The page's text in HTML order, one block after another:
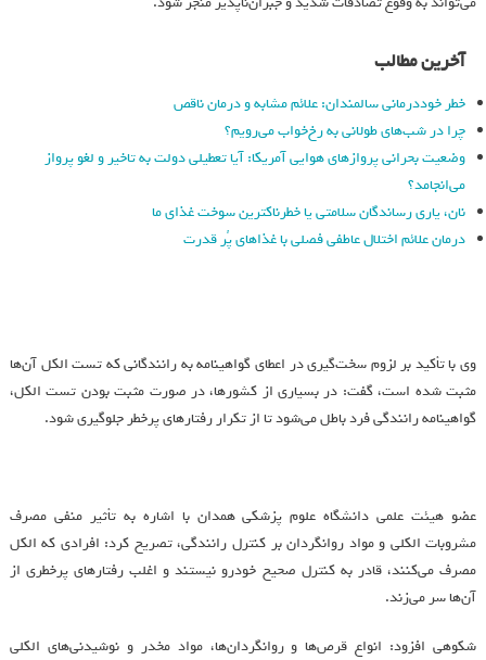
آخرین مطالب
خطر خوددرمانی سالمندان: علائم مشابه و درمان ناقص
چرا در شب‌های طولانی به رخ‌خواب می‌رویم؟
وضعیت بحرانی پروازهای هوایی آمریکا: آیا تعطیلی دولت به تاخیر و لغو پرواز
می‌انجامد؟
نان، یاری رساندگان سلامتی یا خطرناکترین سوخت غذای ما
درمان علائم اختلال عاطفی فصلی با غذاهای پُر قدرت
وی با تأکید بر لزوم سخت‌گیری در اعطای گواهینامه به رانندگانی که تست الکل آن‌ها
مثبت شده است، گفت: در بسیاری از کشورها، در صورت مثبت بودن تست الکل،
گواهینامه رانندگی فرد باطل می‌شود تا از تکرار رفتارهای پرخطر جلوگیری شود.
عضو هیئت علمی دانشگاه علوم پزشکی همدان با اشاره به تأثیر منفی مصرف
مشروبات الکلی و مواد روانگردان بر کنترل رانندگی، تصریح کرد: افرادی که الکل
مصرف می‌کنند، قادر به کنترل صحیح خودرو نیستند و اغلب رفتارهای پرخطری از
آن‌ها سر می‌زند.
شکوهی افزود: انواع قرص‌ها و روانگردان‌ها، مواد مخدر و نوشیدنی‌های الکلی